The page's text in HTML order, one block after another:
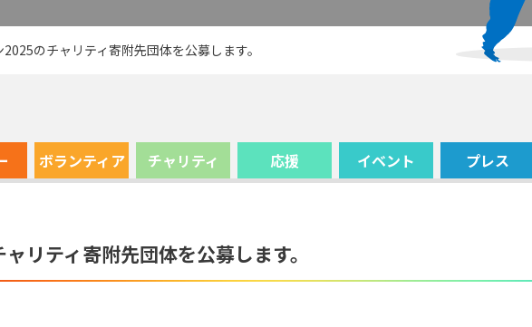
のチャリティ寄附先団体を公募します。
ボランティア チャリティ 応援 イベント プレス
リティ寄附先団体を公募します。